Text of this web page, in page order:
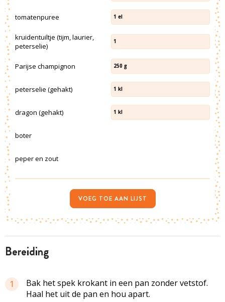
bereiding
1
Bak het spek krokant in een pan zonder vetstof.
Haal het uit de pan en hou apart.
tomatenpuree 1 el
kruidentuiltje (tijm, laurier,
peterselie)
1
Parijse champignon 250 g
peterselie (gehakt) 1 kl
dragon (gehakt) 1 kl
boter
peper en zout
VOEG TOE AAN LIJST